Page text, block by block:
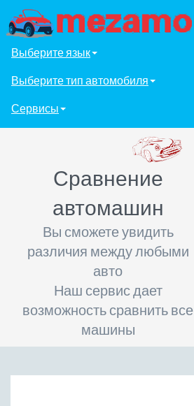
Выберите язык
Выберите тип автомобиля
Сервисы
Сравнение
автомашин
Вы сможете увидить
различия между любыми
авто
Наш сервис дает
возможность сравнить все
машины